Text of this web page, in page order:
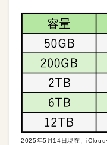
2025年5月14日現在、